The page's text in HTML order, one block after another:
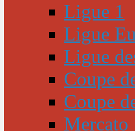
Ligue 1
Ligue
Ligue
Coupe
Coupe
Mercato